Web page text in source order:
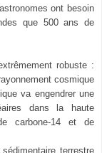
ont besoin
que 500 ans de
robuste :
cosmique
va engendrer une
dans la haute
carbone-14 et de
terrestre